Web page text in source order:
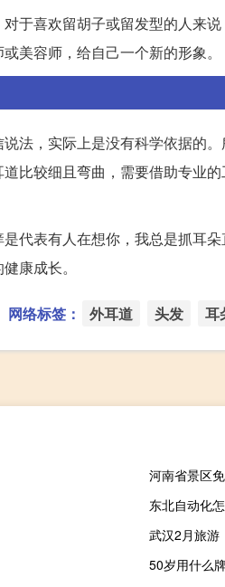
于喜欢留胡子或留发型的人来
美容师，给自己一个新的形象。
法，实际上是没有科学依据的
比较细且弯曲，需要借助专业
代表有人在想你，我总是抓耳
康成长。
网络标签： 外耳道 头发 耳
河南省景区
东北自动化
武汉2月旅游
50岁用什么